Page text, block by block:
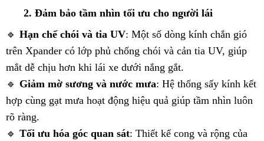
2. Đảm bảo tầm nhìn tối ưu cho người lái
🔹 Hạn chế chói và tia UV: Một số dòng kính chắn gió
trên Xpander có lớp phủ chống chói và cản tia UV, giúp
mắt dễ chịu hơn khi lái xe dưới nắng gắt.
🔹 Giảm mờ sương và nước mưa: Hệ thống sấy kính kết
hợp cùng gạt mưa hoạt động hiệu quả giúp tầm nhìn luôn
rõ ràng.
🔹 Tối ưu hóa góc quan sát: Thiết kế cong và rộng của